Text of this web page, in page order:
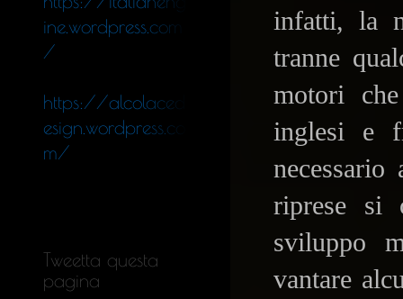
infatti, la
tranne
motori
inglesi e
riprese si
sviluppo
vantare
ine.wordpress.com
/
https://alcolaced
esign.wordpress.co
m/
Tweetta questa
pagina